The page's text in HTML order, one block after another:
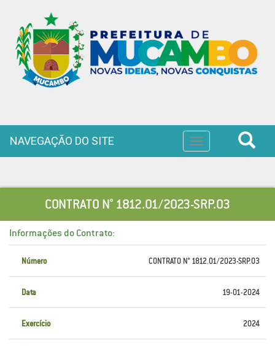
Toggle
navigation
NAVEGAÇÃO DO SITE
CONTRATO N° 1812.01/2023-SRP.03
Informações do Contrato:
Número CONTRATO N° 1812.01/2023-SRP.03
Data 19-01-2024
Exercício 2024